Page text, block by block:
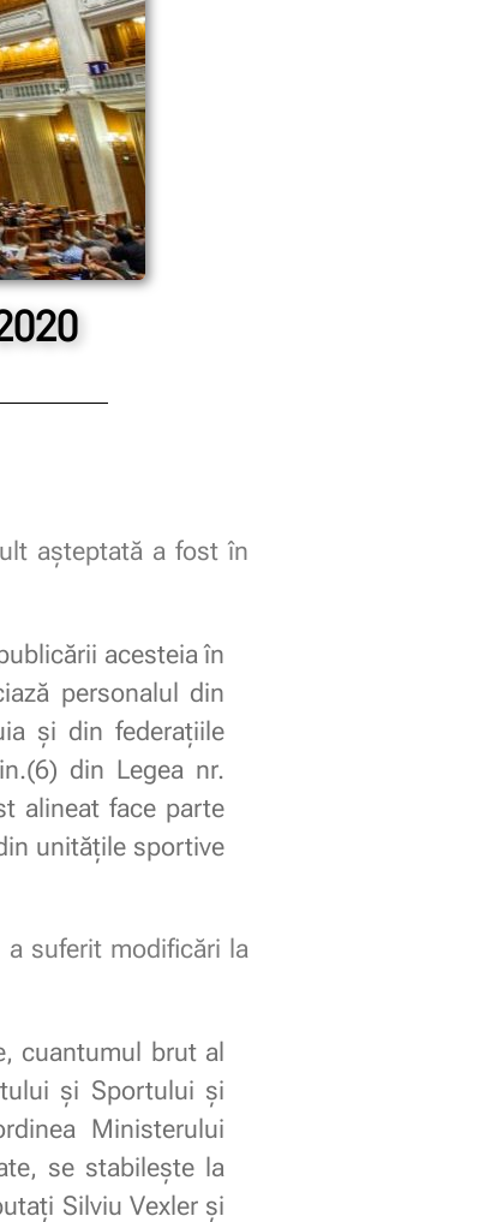
așteptată a fost în
acesteia în
personalul din
și din federațiile
din Legea nr.
alineat face parte
unitățile sportive
suferit modificări la
cuantumul brut al
și Sportului și
Ministerului
se stabileşte la
Silviu Vexler şi